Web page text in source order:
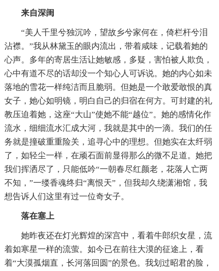
来自深闺
“美人千里兮独沉吟，望故乡兮家何在，倚栏杆兮泪
沾襟。”我从林黛玉的眼内流出，带着咸味，记载着她的
心声。多年的寄居生活让她敏感，多疑，害怕被人欺负，
心中有道不尽的话却没一个知心人可诉说。她的内心如未
落地的雪花一样纯洁而且脆弱。但她是一个敢爱敢恨的真
女子，她心如明镜，明白自己的归宿在何方。可封建的礼
教压迫着她，这座“大山”使她不能“越位”。她的感情化作
流水，细细流水汇成大河，我就是其中的一滴。我们的任
务就是撞破重重险关，追寻心中的理想。但她实在太纤弱
了，如轻尘一样，在顽石面前显得那么的微不足道。她把
我们挥洒尽了，只能低吟“一朝春尽红颜老，花落人亡两
不知，”一缕香魂终归“离恨天”，但我却久绕潇湘馆，我
想告诉人们这里有过一位奇女子。
落在塞上
她昨夜还在灯光辉煌的深宫中，看着牛郎织女星，流
着如寒星一样的流萤。如今已在前往大漠的征途上，看
着“大漠孤烟直，长河落回圆”的景色。我划过昭君的脸，